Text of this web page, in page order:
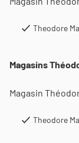
Theodore
Magasins
Magasin
Theodore